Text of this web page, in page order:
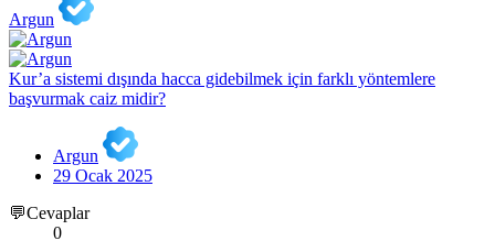
Argun
Kur’a sistemi dışında hacca gidebilmek için farklı yöntemlere
başvurmak caiz midir?
Argun
29 Ocak 2025
💬Cevaplar
0